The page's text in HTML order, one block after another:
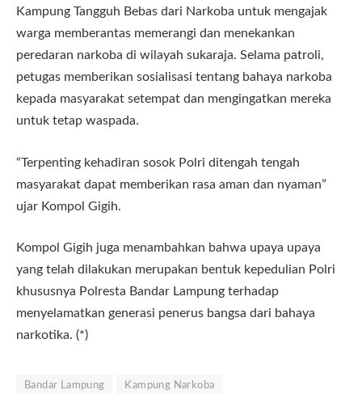
Kampung Tangguh Bebas dari Narkoba untuk mengajak
warga memberantas memerangi dan menekankan
peredaran narkoba di wilayah sukaraja. Selama patroli,
petugas memberikan sosialisasi tentang bahaya narkoba
kepada masyarakat setempat dan mengingatkan mereka
untuk tetap waspada.
“Terpenting kehadiran sosok Polri ditengah tengah
masyarakat dapat memberikan rasa aman dan nyaman”
ujar Kompol Gigih.
Kompol Gigih juga menambahkan bahwa upaya upaya
yang telah dilakukan merupakan bentuk kepedulian Polri
khususnya Polresta Bandar Lampung terhadap
menyelamatkan generasi penerus bangsa dari bahaya
narkotika. (*)
Bandar Lampung Kampung Narkoba